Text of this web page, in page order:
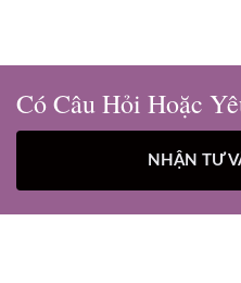
Có Câu Hỏi Hoặc
NHẬN TƯ